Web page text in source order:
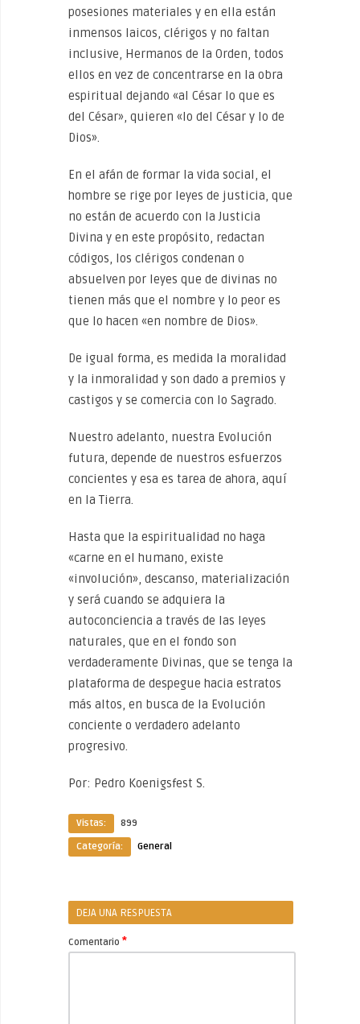
posesiones materiales y en ella están
inmensos laicos, clérigos y no faltan
inclusive, Hermanos de la Orden, todos
ellos en vez de concentrarse en la obra
espiritual dejando «al César lo que es
del César», quieren «lo del César y lo de
Dios».
En el afán de formar la vida social, el
hombre se rige por leyes de justicia, que
no están de acuerdo con la Justicia
Divina y en este propósito, redactan
códigos, los clérigos condenan o
absuelven por leyes que de divinas no
tienen más que el nombre y lo peor es
que lo hacen «en nombre de Dios».
De igual forma, es medida la moralidad
y la inmoralidad y son dado a premios y
castigos y se comercia con lo Sagrado.
Nuestro adelanto, nuestra Evolución
futura, depende de nuestros esfuerzos
concientes y esa es tarea de ahora, aquí
en la Tierra.
Hasta que la espiritualidad no haga
«carne en el humano, existe
«involución», descanso, materialización
y será cuando se adquiera la
autoconciencia a través de las leyes
naturales, que en el fondo son
verdaderamente Divinas, que se tenga la
plataforma de despegue hacia estratos
más altos, en busca de la Evolución
conciente o verdadero adelanto
progresivo.
Por: Pedro Koenigsfest S.
Vistas:
899
Categoría:
General
DEJA UNA RESPUESTA
Comentario *